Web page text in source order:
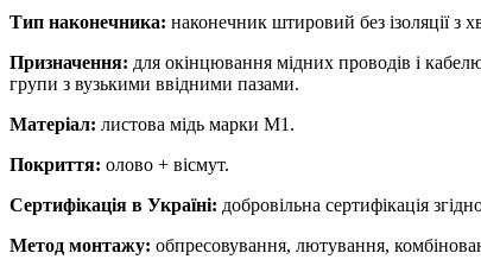
Тип наконечника: наконечник штировий без ізоляції з
Призначення: для окінцювання мідних проводів і
групи з вузькими ввідними пазами.
Матеріал: листова мідь марки М1.
Покриття: олово + вісмут.
Сертифікація в Україні: добровільна сертифікація
Метод монтажу: обпресовування, лютування,